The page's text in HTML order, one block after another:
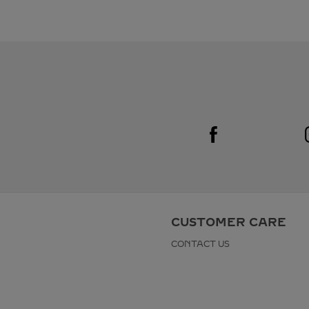
Visit us on Facebook
Link Opens in New Tab
CUSTOMER CARE
CONTACT US